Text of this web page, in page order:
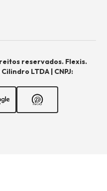
reservados. Flexis.
LTDA | CNPJ: